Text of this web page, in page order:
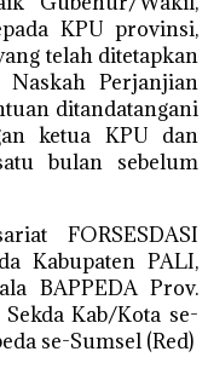
KPU provinsi,
telah ditetapkan
Perjanjian
ditandatangani
ketua KPU dan
bulan sebelum
FORSESDASI
Kabupaten PALI,
BAPPEDA Prov.
Kab/Kota se-
se-Sumsel (Red)